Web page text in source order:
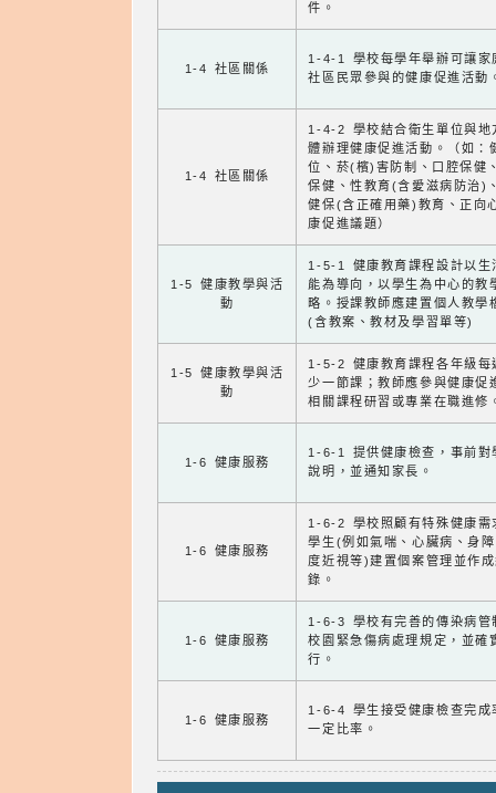
件。
1-4 社區關係
1-4-1 學校每學年舉辦可讓家
社區民眾參與的健康促進活動
1-4 社區關係
1-4-2 學校結合衛生單位與地
體辦理健康促進活動。（如：
位、菸(檳)害防制、口腔保健
保健、性教育(含愛滋病防治)
健保(含正確用藥)教育、正向
康促進議題）
1-5 健康教學與活
動
1-5-1 健康教育課程設計以生
能為導向，以學生為中心的教
略。授課教師應建置個人教學
(含教案、教材及學習單等)
1-5 健康教學與活
動
1-5-2 健康教育課程各年級每
少一節課；教師應參與健康促
相關課程研習或專業在職進修
1-6 健康服務
1-6-1 提供健康檢查，事前對
說明，並通知家長。
1-6 健康服務
1-6-2 學校照顧有特殊健康需
學生(例如氣喘、心臟病、身
度近視等)建置個案管理並作
錄。
1-6 健康服務
1-6-3 學校有完善的傳染病管
校園緊急傷病處理規定，並確
行。
1-6 健康服務
1-6-4 學生接受健康檢查完成
一定比率。